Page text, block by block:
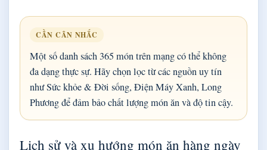
CẦN CÂN NHẮC
Một số danh sách 365 món trên mạng có thể không
đa dạng thực sự. Hãy chọn lọc từ các nguồn uy tín
như Sức khỏe & Đời sống, Điện Máy Xanh, Long
Phương để đảm bảo chất lượng món ăn và độ tin cậy.
Lịch sử và xu hướng món ăn hàng ngày